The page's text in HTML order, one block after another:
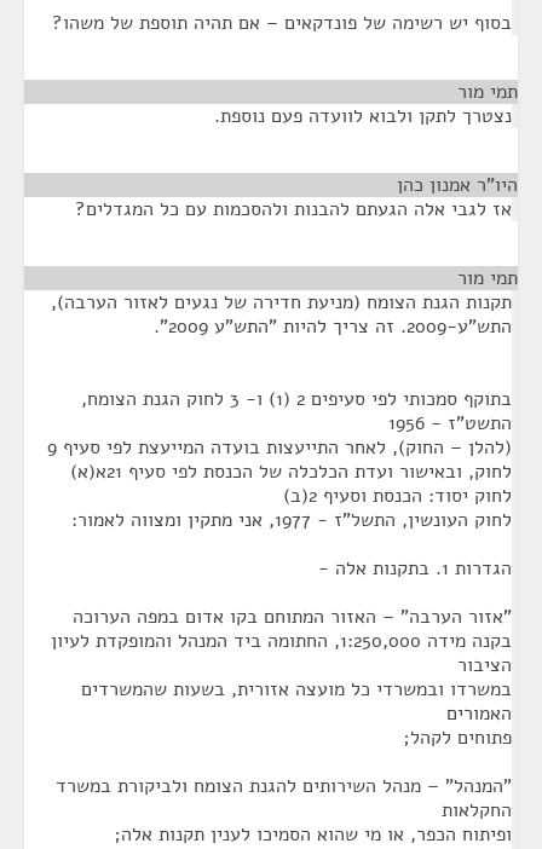
יש רשימה של פונדקאים – אם תהיה תוספת של משהו?
מור ¶
לתקן ולבוא לוועדה פעם נוספת.
אמנון כהן
לגבי אלה הגעתם להבנות ולהסכמות עם כל המגדלים?
מור ¶
הגנת הצומח (מניעת חדירה של נגעים לאזור הערבה),
זה צריך להיות "התש"ע 2009".
בתוקף סמכותי לפי סעיפים 2 (1) ו- 3 לחוק הגנת הצומח,
- 1956
(להלן – החוק), לאחר התייעצות בועדה המייעצת לפי סעיף 9
לחוק, ובאישור ועדת הכלכלה של הכנסת לפי סעיף 21א(א)
יסוד: הכנסת וסעיף 2(ב)
העונשין, התשל"ז - 1977, אני מתקין ומצווה לאמור:
1. בתקנות אלה -
הערבה" – האזור המתוחם בקו אדום במפה הערוכה
בקנה מידה 1:250,000, החתומה ביד המנהל והמופקדת לעיון
ובמשרדי כל מועצה אזורית, בשעות שהמשרדים
לקהל;
– מנהל השירותים להגנת הצומח ולביקורת במשרד
הכפר, או מי שהוא הסמיכו לענין תקנות אלה;